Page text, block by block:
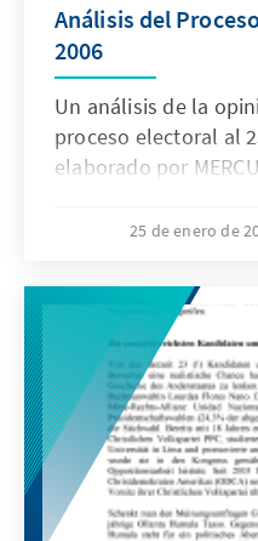
Análisis del
2006
Un análisis de la
proceso electoral al
elaborado por
25 de enero de